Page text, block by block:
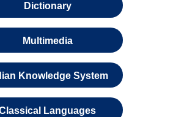
Dictionary
Multimedia
Knowledge System
Languages